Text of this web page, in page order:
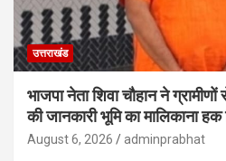
उत्तराखंड
भाजपा नेता शिवा चौहान ने
की जानकारी भूमि का मालिकाना हक
August 6, 2026 adminprabhat